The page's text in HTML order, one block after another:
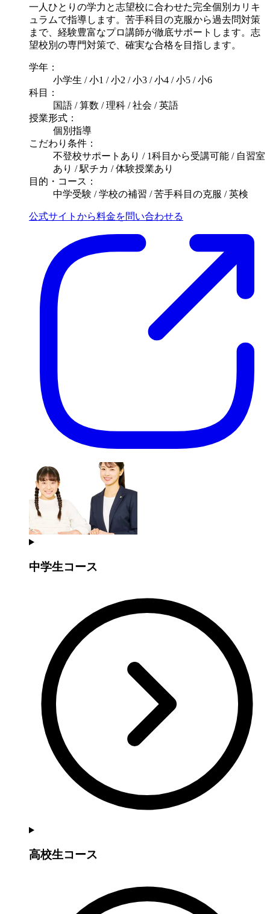
一人ひとりの学力と志望校に合わせた完全個別カリキ
ュラムで指導します。苦手科目の克服から過去問対策
まで、経験豊富なプロ講師が徹底サポートします。志
望校別の専門対策で、確実な合格を目指します。
学年：
小学生 / 小1 / 小2 / 小3 / 小4 / 小5 / 小6
科目：
国語 / 算数 / 理科 / 社会 / 英語
授業形式：
個別指導
こだわり条件：
不登校サポートあり / 1科目から受講可能 / 自習室
あり / 駅チカ / 体験授業あり
目的・コース：
中学受験 / 学校の補習 / 苦手科目の克服 / 英検
公式サイトから料金を問い合わせる
中学生コース
高校生コース